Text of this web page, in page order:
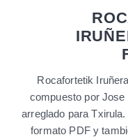
Rocafortetik
compuesto por
arreglado para
formato PDF y